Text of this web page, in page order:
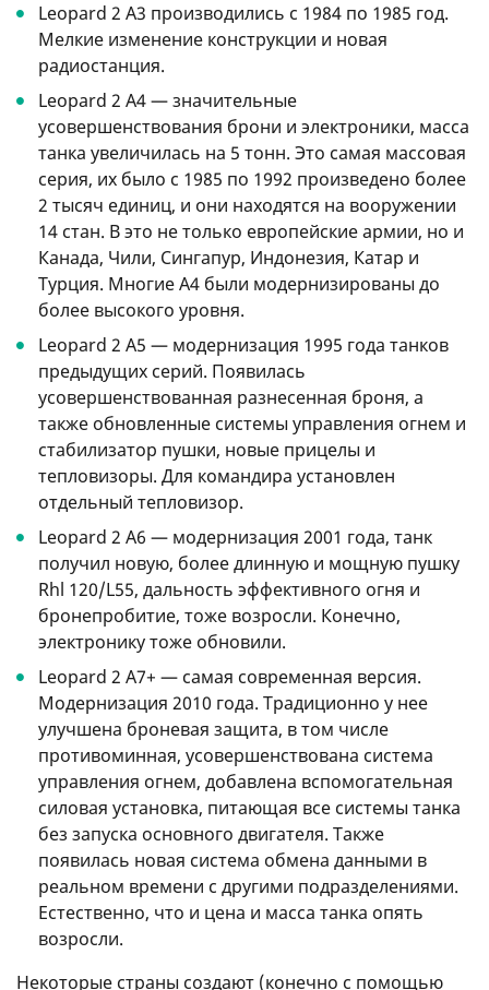
Leopard 2 A3 производились с 1984 по 1985 год.
Мелкие изменение конструкции и новая
радиостанция.
Leopard 2 A4 — значительные
усовершенствования брони и электроники, масса
танка увеличилась на 5 тонн. Это самая массовая
серия, их было c 1985 по 1992 произведено более
2 тысяч единиц, и они находятся на вооружении
14 стан. B это не только европейские армии, но и
Канада, Чили, Сингапур, Индонезия, Катар и
Турция. Многие A4 были модернизированы до
более высокого уровня.
Leopard 2 A5 — модернизация 1995 года танков
предыдущих серий. Появилась
усовершенствованная разнесенная броня, а
также обновленные системы управления огнем и
стабилизатор пушки, новые прицелы и
тепловизоры. Для командира установлен
отдельный тепловизор.
Leopard 2 A6 — модернизация 2001 года, танк
получил новую, более длинную и мощную пушку
Rhl 120/L55, дальность эффективного огня и
бронепробитие, тоже возросли. Конечно,
электронику тоже обновили.
Leopard 2 A7+ — самая современная версия.
Модернизация 2010 года. Традиционно у нее
улучшена броневая защита, в том числе
противоминная, усовершенствована система
управления огнем, добавлена вспомогательная
силовая установка, питающая все системы танка
без запуска основного двигателя. Также
появилась новая система обмена данными в
реальном времени с другими подразделениями.
Естественно, что и цена и масса танка опять
возросли.
Некоторые страны создают (конечно с помощью